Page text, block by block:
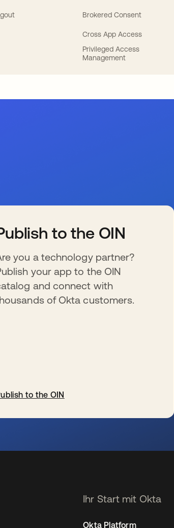
Brokered Consent
Cross App Access
Privileged Access
Management
to the OIN
you a technology partner?
your app to the OIN
and connect with
of Okta customers.
to the OIN
Ihr Start mit Okta
Okta Platform